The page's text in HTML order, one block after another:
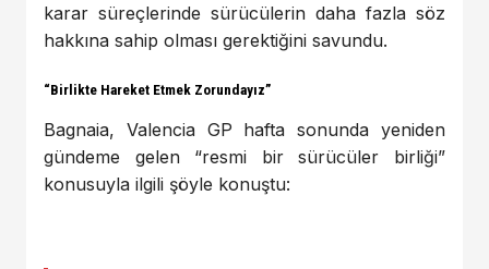
karar süreçlerinde sürücülerin daha fazla söz
hakkına sahip olması gerektiğini savundu.
“Birlikte Hareket Etmek Zorundayız”
Bagnaia, Valencia GP hafta sonunda yeniden
gündeme gelen “resmi bir sürücüler birliği”
konusuyla ilgili şöyle konuştu: